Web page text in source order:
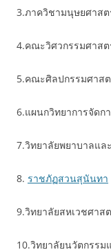
3.ภาควิชามนุษยศาส
4.คณะวิศวกรรมศาส
5.คณะศิลปกรรมศาส
6.แผนกวิทยาการจัดก
7.วิทยาลัยพยาบาลแล
8. ราชภัฏสวนสุนันทา
9.วิทยาลัยสหเวชศาส
10.วิทยาลัยนวัตกรรม